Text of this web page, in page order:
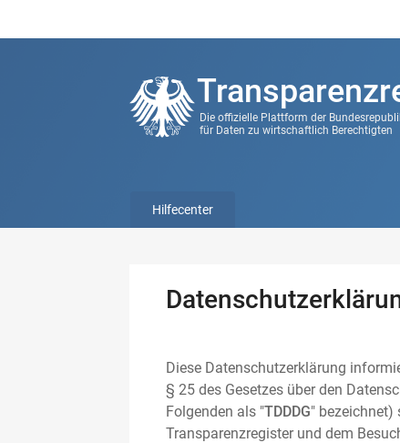
Die offizielle Plattform der
für Daten zu wirtschaftlich Berechtigten
Hilfecenter
Diese Datenschutzerklärung
§ 25 des Gesetzes über den
Folgenden als "TDDDG" bezeichnet)
Transparenzregister und dem